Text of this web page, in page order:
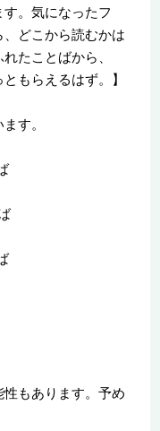
す。気になったフ
どこから読むかは
たことばから、
もらえるはず。】
す。
もあります。予め